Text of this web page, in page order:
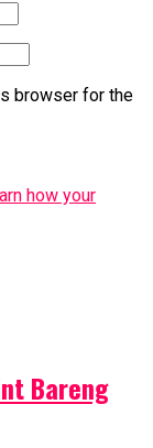
browser for the
how your
Bareng